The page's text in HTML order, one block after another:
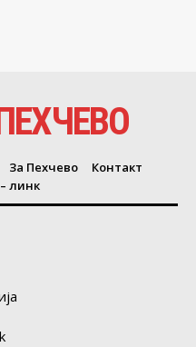
За Пехчево
Контакт
линк